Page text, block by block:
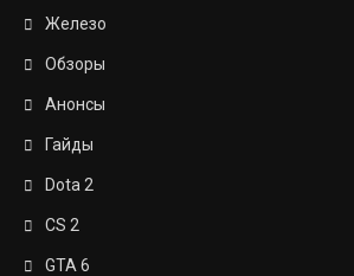
Железо
Обзоры
Анонсы
Гайды
Dota 2
CS 2
GTA 6